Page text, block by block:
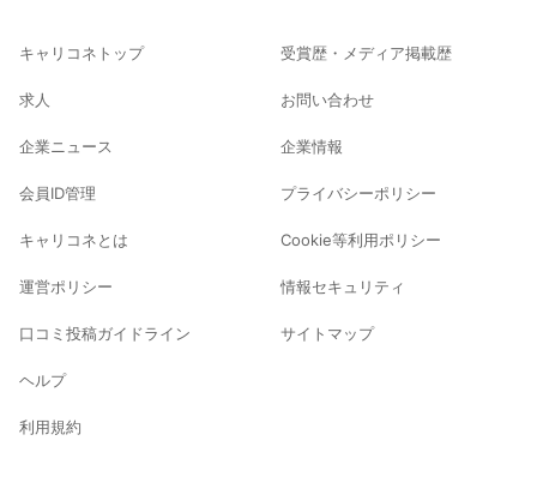
キャリコネトップ
求人
企業ニュース
会員ID管理
キャリコネとは
運営ポリシー
口コミ投稿ガイドライン
ヘルプ
利用規約
受賞歴・メディア掲載歴
お問い合わせ
企業情報
プライバシーポリシー
Cookie等利用ポリシー
情報セキュリティ
サイトマップ